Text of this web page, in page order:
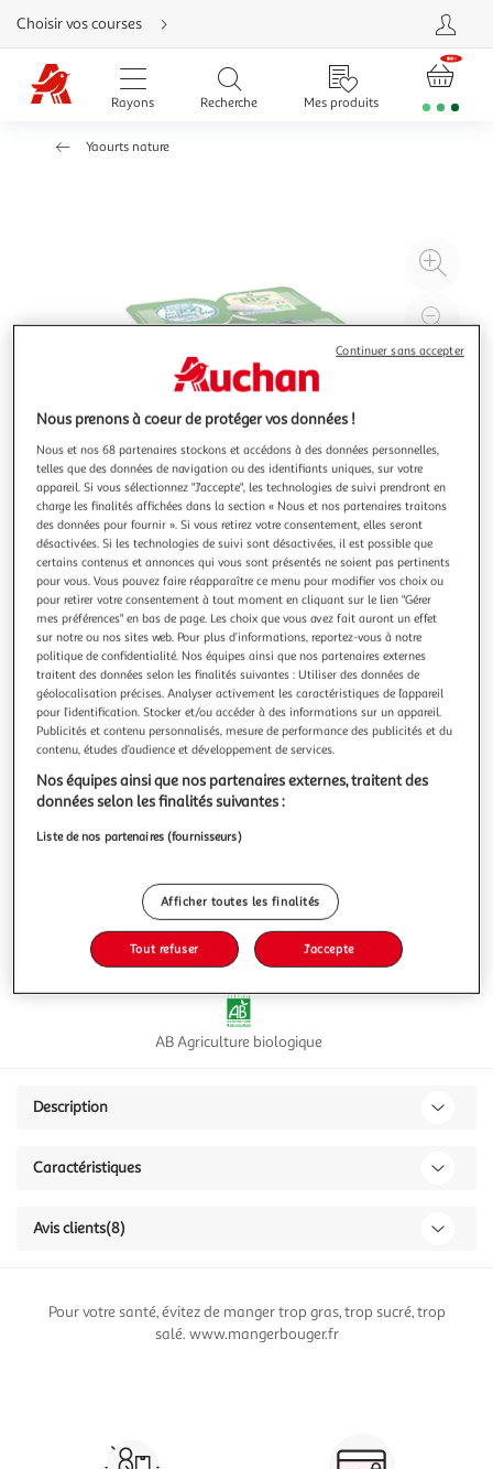
Aller
directement
au
contenu
Aller
directement
Aller
Choisir vos courses
Rayons Recherche Mes produits
Yaourts nature
à
4.6 (8)
LES 300 LAITIERS BIO
Yaourt nature
Car le bio devrait être accessible à tous, découvrez notre
nouvelle gamme engagée "simplement bio" proposant des
yaourts nature & vanille à la texture ferme et fondante,
toujours fabriqués avec le bon lait de nos 300 laitiers bio.
Des recettes saines et gourmandes avec du bon lait bio de
l'Ouest de
En savoir +
4x110g
Vous voulez connaître le prix de ce produit ?
Afficher le prix
Frais
Eurofeuille - Bio européen
AB Agriculture biologique
Description
Caractéristiques
Avis clients(8)
Pour votre santé, évitez de manger trop gras, trop sucré, trop
salé. www.mangerbouger.fr
Nous prenons à coeur de protéger vos données !
Nous et nos 68 partenaires stockons et accédons à des données personnelles,
telles que des données de navigation ou des identifiants uniques, sur votre
appareil. Si vous sélectionnez "J'accepte", les technologies de suivi prendront en
charge les finalités affichées dans la section « Nous et nos partenaires traitons
des données pour fournir ». Si vous retirez votre consentement, elles seront
désactivées. Si les technologies de suivi sont désactivées, il est possible que
certains contenus et annonces qui vous sont présentés ne soient pas pertinents
pour vous. Vous pouvez faire réapparaître ce menu pour modifier vos choix ou
pour retirer votre consentement à tout moment en cliquant sur le lien "Gérer
mes préférences" en bas de page. Les choix que vous avez fait auront un effet
sur notre ou nos sites web. Pour plus d’informations, reportez-vous à notre
politique de confidentialité. Nos équipes ainsi que nos partenaires externes
traitent des données selon les finalités suivantes : Utiliser des données de
géolocalisation précises. Analyser activement les caractéristiques de l’appareil
pour l’identification. Stocker et/ou accéder à des informations sur un appareil.
Publicités et contenu personnalisés, mesure de performance des publicités et du
contenu, études d’audience et développement de services.
Nos équipes ainsi que nos partenaires externes, traitent des
données selon les finalités suivantes :
Liste de nos partenaires (fournisseurs)
Afficher toutes les finalités
Tout refuser J'accepte
Continuer sans accepter